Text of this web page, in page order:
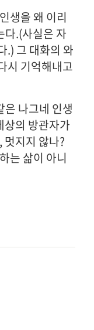
생을 왜 이리
다.(사실은 자
.) 그 대화의 와
시 기억해내고
나그네 인생
상의 방관자가
멋지지 않나?
는 삶이 아니